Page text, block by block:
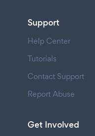
Support
Help Center
Tutorials
Contact Support
Report Abuse
Get Involved